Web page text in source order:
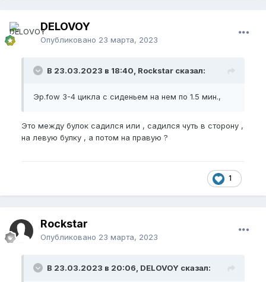
DELOVOY
Опубликовано 23 марта, 2023
В 23.03.2023 в 18:40, Rockstar сказал:
Эр.fow 3-4 цикла с сиденьем на нем по 1.5 мин.,
Это между булок садился или , садился чуть в сторону ,
на левую булку , а потом на правую ?
1
Rockstar
Опубликовано 23 марта, 2023
В 23.03.2023 в 20:06, DELOVOY сказал: